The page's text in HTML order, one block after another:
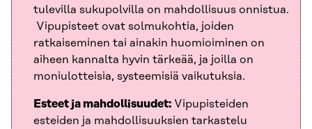
tulevilla sukupolvilla on mahdollisuus onnistua.
Vipupisteet ovat solmukohtia, joiden
ratkaiseminen tai ainakin huomioiminen on
aiheen kannalta hyvin tärkeää, ja joilla on
moniulotteisia, systeemisiä vaikutuksia.
Esteet ja mahdollisuudet: Vipupisteiden
esteiden ja mahdollisuuksien tarkastelu